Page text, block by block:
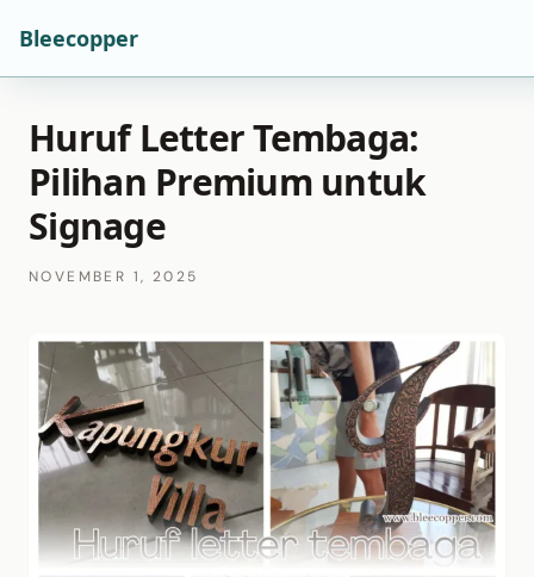
Bleecopper
Huruf Letter Tembaga:
Pilihan Premium untuk
Signage
NOVEMBER 1, 2025